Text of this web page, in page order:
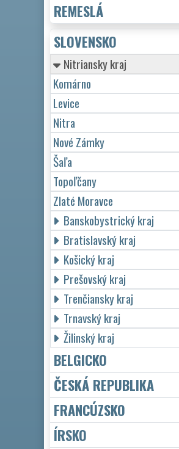
REMESLÁ
SLOVENSKO
Nitriansky kraj
Komárno
Levice
Nitra
Nové Zámky
Šaľa
Topoľčany
Zlaté Moravce
Banskobystrický kraj
Bratislavský kraj
Košický kraj
Prešovský kraj
Trenčiansky kraj
Trnavský kraj
Žilinský kraj
BELGICKO
ČESKÁ REPUBLIKA
FRANCÚZSKO
ÍRSKO